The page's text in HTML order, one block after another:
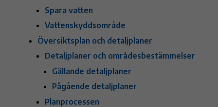
Spara vatten
Vattenskyddsområde
Översiktsplan och detaljplaner
Detaljplaner och områdesbestämmelser
Gällande detaljplaner
Pågående detaljplaner
Planprocessen